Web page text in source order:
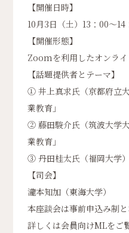
【開催日時】
10月3日（土）13：00〜14
【開催形態】
Zoomを利用したオンライ
【話題提供者とテーマ】
① 井上真求氏（京都府立
業教育」
② 藤田駿介氏（筑波大学
業教育」
③ 丹田桂太氏（福岡大学
【司会】
瀧本知加（東海大学）
本座談会は事前申込み制と
詳しくは会員向けMLをご